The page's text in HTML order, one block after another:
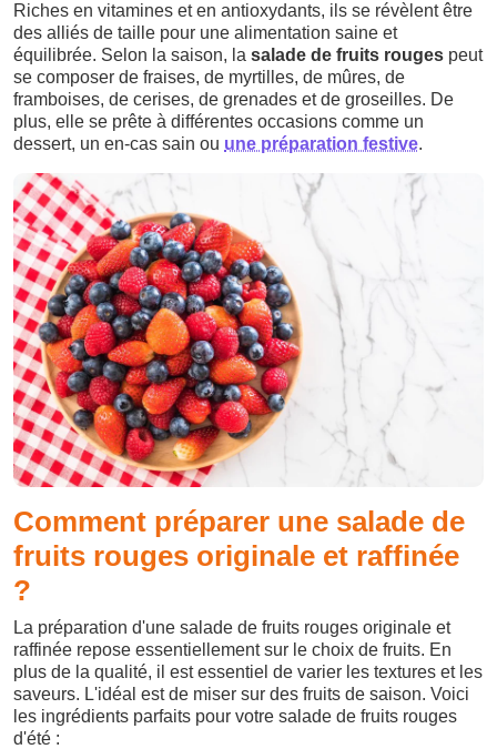
Riches en vitamines et en antioxydants, ils se révèlent être
des alliés de taille pour une alimentation saine et
équilibrée. Selon la saison, la salade de fruits rouges peut
se composer de fraises, de myrtilles, de mûres, de
framboises, de cerises, de grenades et de groseilles. De
plus, elle se prête à différentes occasions comme un
dessert, un en-cas sain ou une préparation festive.
Comment préparer une salade de
fruits rouges originale et raffinée
?
La préparation d'une salade de fruits rouges originale et
raffinée repose essentiellement sur le choix de fruits. En
plus de la qualité, il est essentiel de varier les textures et les
saveurs. L'idéal est de miser sur des fruits de saison. Voici
les ingrédients parfaits pour votre salade de fruits rouges
d'été :